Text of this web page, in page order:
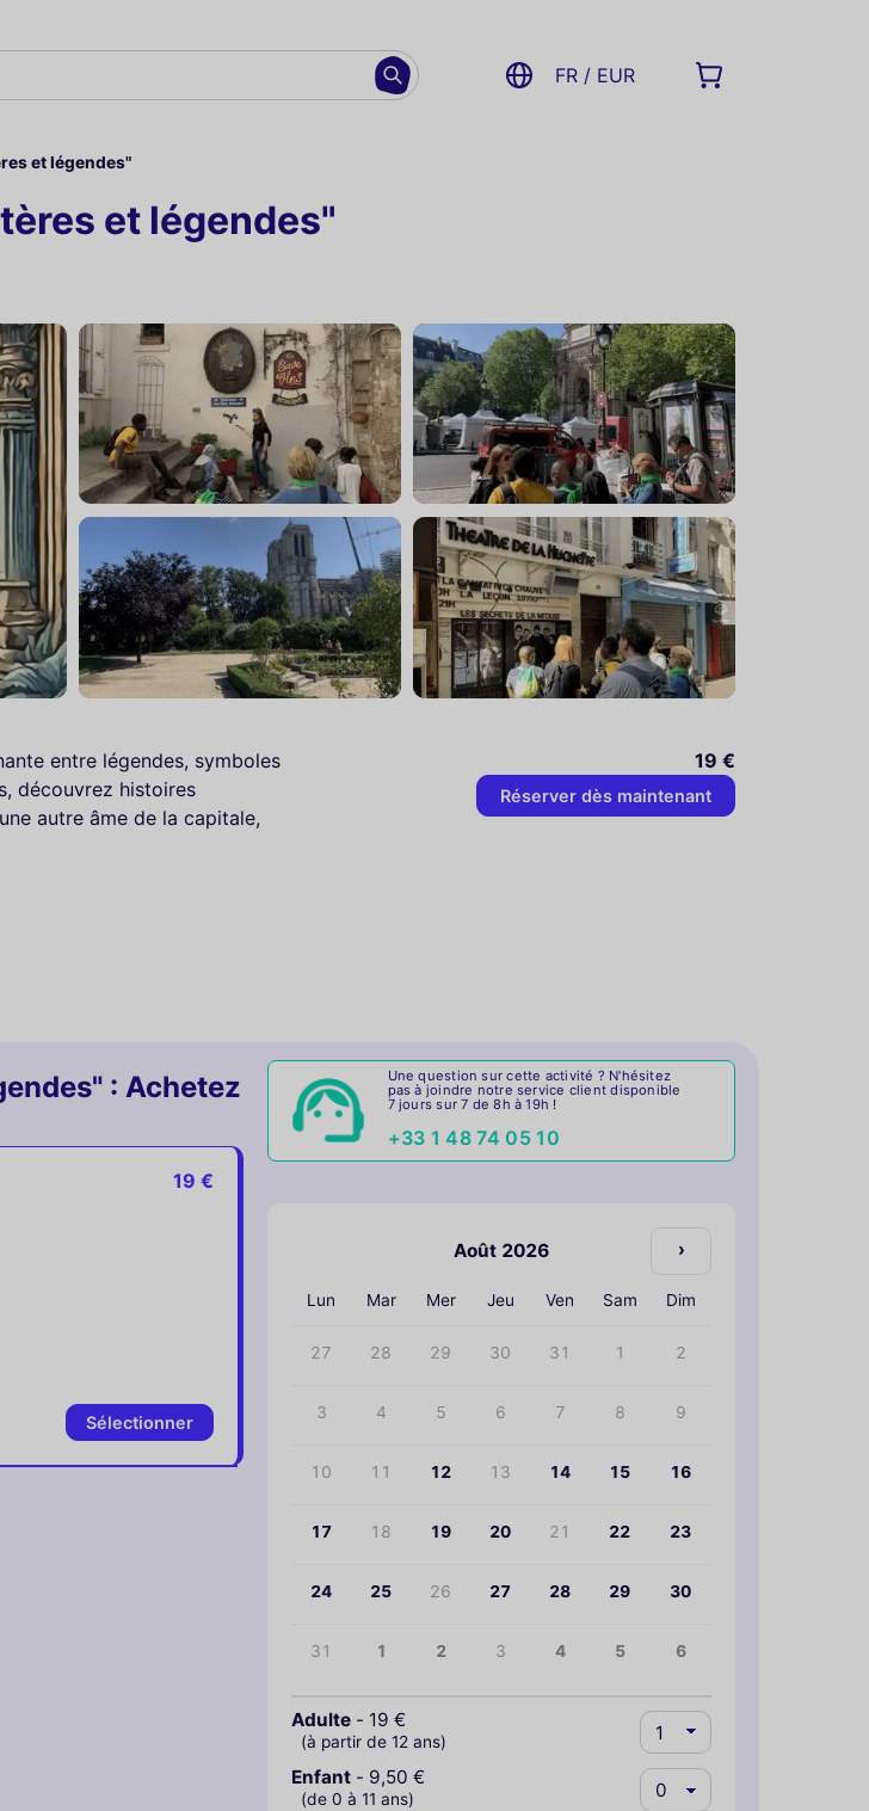
FR / EUR
et légendes"
et légendes"
entre légendes, symboles
découvrez histoires
autre âme de la capitale,
19 €
Réserver dès maintenant
Une question sur cette activité ? N'hésitez
pas à joindre notre service client disponible
7 jours sur 7 de 8h à 19h !
+33 1 48 74 05 10
: Achetez
19 €
Sélectionner
Août 2026 ›
Lun Mar Mer Jeu Ven Sam Dim
27 28 29 30 31 1 2
3 4 5 6 7 8 9
10 11 12 13 14 15 16
17 18 19 20 21 22 23
24 25 26 27 28 29 30
31 1 2 3 4 5 6
Adulte - 19 €
(à partir de 12 ans)
Enfant - 9,50 €
(de 0 à 11 ans)